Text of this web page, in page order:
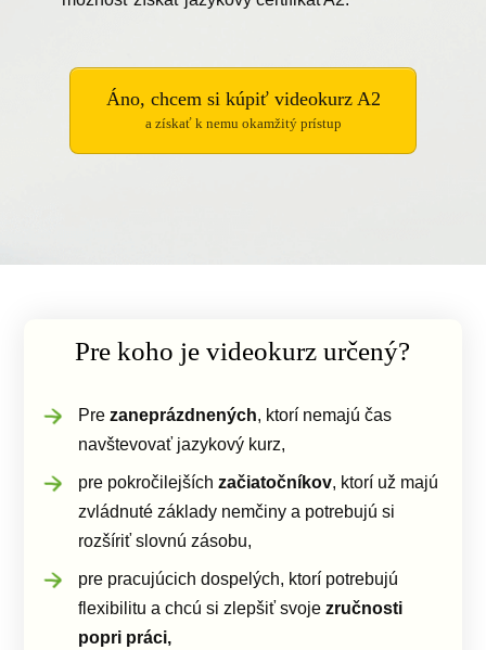
Áno, chcem si kúpiť videokurz A2
a získať k nemu okamžitý prístup
Pre koho je videokurz určený?
Prezaneprázdnených, ktorí nemajú čas
navštevovať jazykový kurz,
pre pokročilejšíchzačiatočníkov, ktorí už majú
zvládnuté základy nemčiny a potrebujú si
rozšíriť slovnú zásobu,
pre pracujúcich dospelých, ktorí potrebujú
flexibilitu a chcú si zlepšiť svojezručnosti
popri práci,